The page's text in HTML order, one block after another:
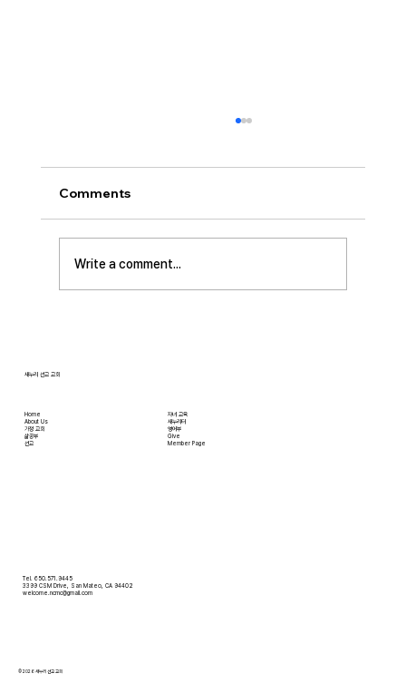
오늘날 성도로서 올바른 신앙생활을 하는 데 걸
림돌이 되는 세 가지가 있습니다. 첫째는 안일주
의입니다. 산업혁명 이후 급속도로 발전한 물질
문명은 우리의 삶을 매우 편리하게 만들어 주었
Comments
Write a comment...
Home
About Us
​가정 교회
​삶공부
​선교
자녀 교육
새누리터
영어부
Give
Member Page
Tel. 650.571.9445
3399 CSM Drive, San Mateo, CA 94402
welcome.ncmc@gmail.com
© 2026 새누리 선교 교회
새누리 선교 교회